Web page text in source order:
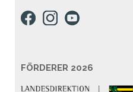
FÖRDERER 2026